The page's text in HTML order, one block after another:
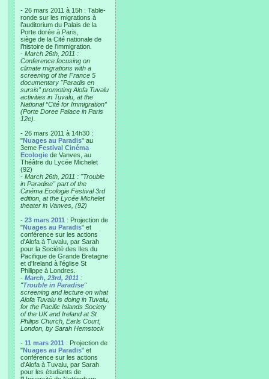
- 26 mars 2011 à 15h : Table-
ronde sur les migrations à
l’auditorium du Palais de la
Porte dorée à Paris,
siège de la Cité nationale de
l’histoire de l’immigration.
- March 26th, 2011 :
Conference focusing on
climate migrations with a
screening of the France 5
documentary "Paradis en
sursis" promoting Alofa Tuvalu
activities in Tuvalu, at the
National “Cité for Immigration”
(Porte Doree Palace in Paris
12e).
- 26 mars 2011 à 14h30 :
"Nuages au Paradis" au
3eme Festival Cinéma
Ecologie de Vanves, au
Théâtre du Lycée Michelet
(92)
- March 26th, 2011 : "Trouble
in Paradise" part of the
Cinéma Ecologie Festival 3rd
edition, at the Lycée Michelet
theater in Vanves, (92)
- 23 mars 2011 : Projection de
"Nuages au Paradis" et
conférence sur les actions
d'Alofa à Tuvalu, par Sarah
pour la Société des Iles du
Pacifique de Grande Bretagne
et d'Ireland à l'église St
Philippe à Londres.
- March, 23rd, 2011 :
"Trouble in Paradise"
screening and lecture on what
Alofa Tuvalu is doing in Tuvalu,
for the Pacific Islands Society
of the UK and Ireland at St
Philips Church, Earls Court,
London, by Sarah Hemstock
- 11 mars 2011 : Projection de
"Nuages au Paradis" et
conférence sur les actions
d'Alofa à Tuvalu, par Sarah
pour les étudiants de